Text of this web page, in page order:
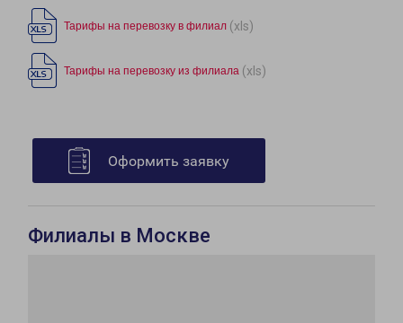
Тарифы на перевозку в филиал (xls)
Тарифы на перевозку из филиала (xls)
Оформить заявку
Филиалы в Москве